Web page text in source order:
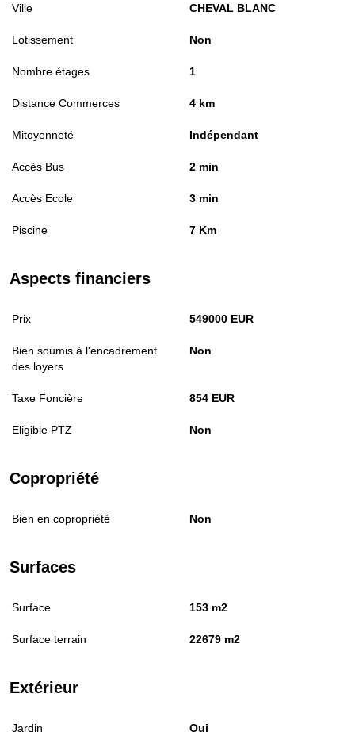
Ville CHEVAL BLANC
Lotissement Non
Nombre étages 1
Distance Commerces 4 km
Mitoyenneté Indépendant
Accès Bus 2 min
Accès Ecole 3 min
Piscine 7 Km
Aspects financiers
Prix 549000 EUR
Bien soumis à l'encadrement
des loyers
Non
Taxe Foncière 854 EUR
Eligible PTZ Non
Copropriété
Bien en copropriété Non
Surfaces
Surface 153 m2
Surface terrain 22679 m2
Extérieur
Jardin Oui